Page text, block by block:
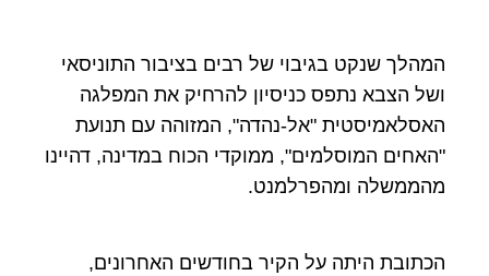
המהלך שנקט בגיבוי של רבים בציבור התוניסאי
ושל הצבא נתפס כניסיון להרחיק את המפלגה
האסלאמיסטית "אל-נהדה", המזוהה עם תנועת
"האחים המוסלמים", ממוקדי הכוח במדינה, דהיינו
מהממשלה ומהפרלמנט.
הכתובת היתה על הקיר בחודשים האחרונים,